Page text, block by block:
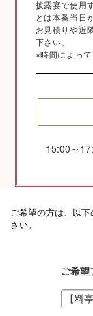
神社コラム
披露宴で使用
とは本番当日
お見積りや近
下さい。
※時間によっ
15:00～